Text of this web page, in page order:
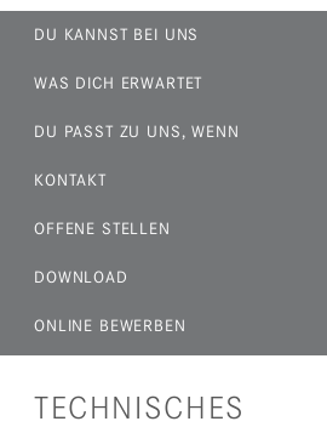
DU KANNST BEI UNS
WAS DICH ERWARTET
DU PASST ZU UNS, WENN
KONTAKT
OFFENE STELLEN
DOWNLOAD
ONLINE BEWERBEN
TECHNISCHES